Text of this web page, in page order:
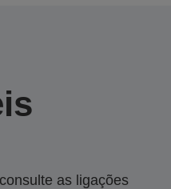
as ligações